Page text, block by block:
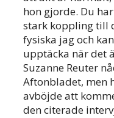
hon gjorde. Du
stark koppling till
fysiska jag och kan
upptäcka när det
Suzanne Reuter
Aftonbladet, men
avböjde att
den citerade